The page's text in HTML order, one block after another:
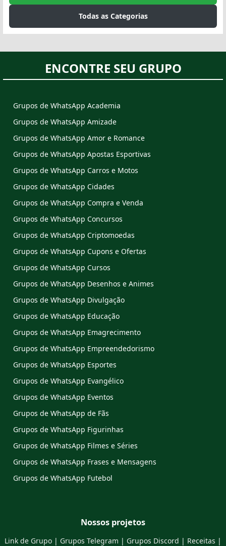
Todas as Categorias
ENCONTRE SEU GRUPO
Grupos de WhatsApp Academia
Grupos de WhatsApp Amizade
Grupos de WhatsApp Amor e Romance
Grupos de WhatsApp Apostas Esportivas
Grupos de WhatsApp Carros e Motos
Grupos de WhatsApp Cidades
Grupos de WhatsApp Compra e Venda
Grupos de WhatsApp Concursos
Grupos de WhatsApp Criptomoedas
Grupos de WhatsApp Cupons e Ofertas
Grupos de WhatsApp Cursos
Grupos de WhatsApp Desenhos e Animes
Grupos de WhatsApp Divulgação
Grupos de WhatsApp Educação
Grupos de WhatsApp Emagrecimento
Grupos de WhatsApp Empreendedorismo
Grupos de WhatsApp Esportes
Grupos de WhatsApp Evangélico
Grupos de WhatsApp Eventos
Grupos de WhatsApp de Fãs
Grupos de WhatsApp Figurinhas
Grupos de WhatsApp Filmes e Séries
Grupos de WhatsApp Frases e Mensagens
Grupos de WhatsApp Futebol
Nossos projetos
Link de Grupo | Grupos Telegram | Grupos Discord | Receitas |